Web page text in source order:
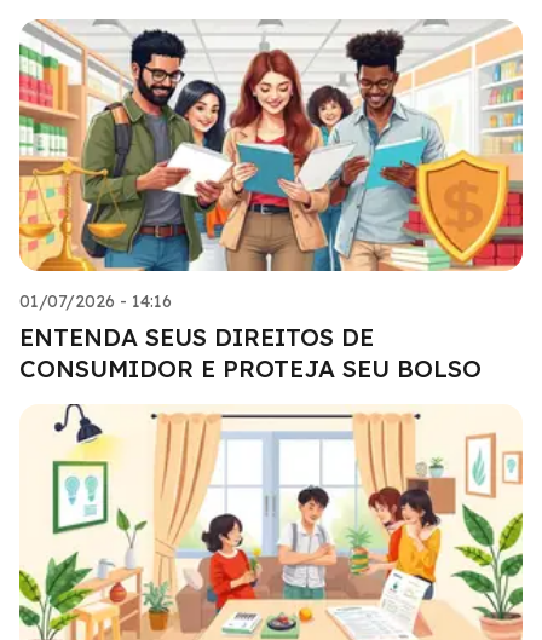
01/07/2026 - 14:16
ENTENDA SEUS DIREITOS DE
CONSUMIDOR E PROTEJA SEU BOLSO